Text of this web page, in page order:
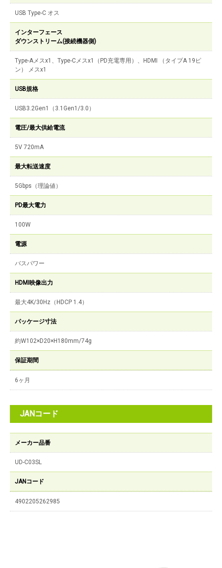
USB Type-C オス
インターフェース
ダウンストリーム(接続機器側)
Type-Aメスx1、Type-Cメスx1（PD充電専用）、HDMI （タイプA 19ピ
ン） メスx1
USB規格
USB3.2Gen1（3.1Gen1/3.0）
電圧/最大供給電流
5V 720mA
最大転送速度
5Gbps（理論値）
PD最大電力
100W
電源
バスパワー
HDMI映像出力
最大4K/30Hz（HDCP 1.4）
パッケージ寸法
約W102×D20×H180mm/74g
保証期間
6ヶ月
JANコード
メーカー品番
UD-C03SL
JANコード
4902205262985